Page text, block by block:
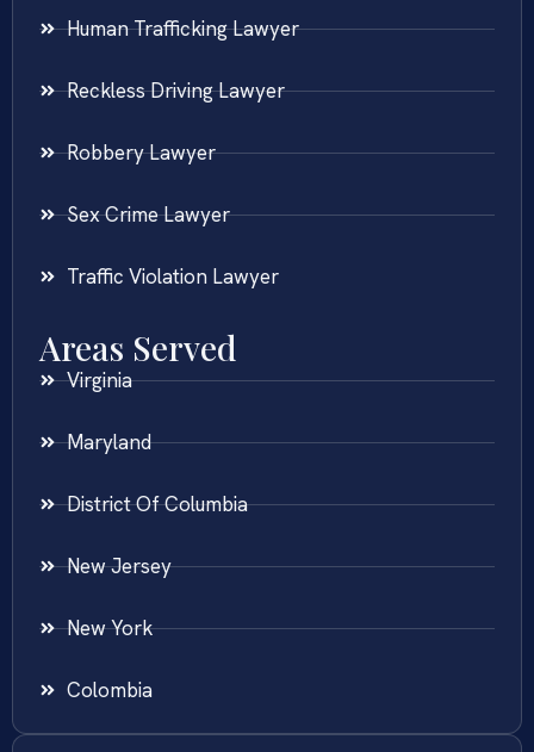
Human Trafficking Lawyer
Reckless Driving Lawyer
Robbery Lawyer
Sex Crime Lawyer
Traffic Violation Lawyer
Areas Served
Virginia
Maryland
District Of Columbia
New Jersey
New York
Colombia